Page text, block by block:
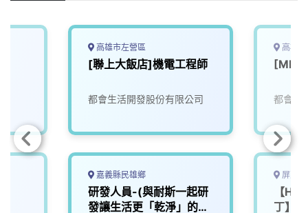
k
n
k
高雄市左營區
[聯上大飯店]機電工程師
都會生活開發股份有限公司
嘉義縣民雄鄉
研發人員-(與耐斯一起研
發讓生活更「乾淨」的未
高雄
[MLD
都會生
屏東
【
丁】